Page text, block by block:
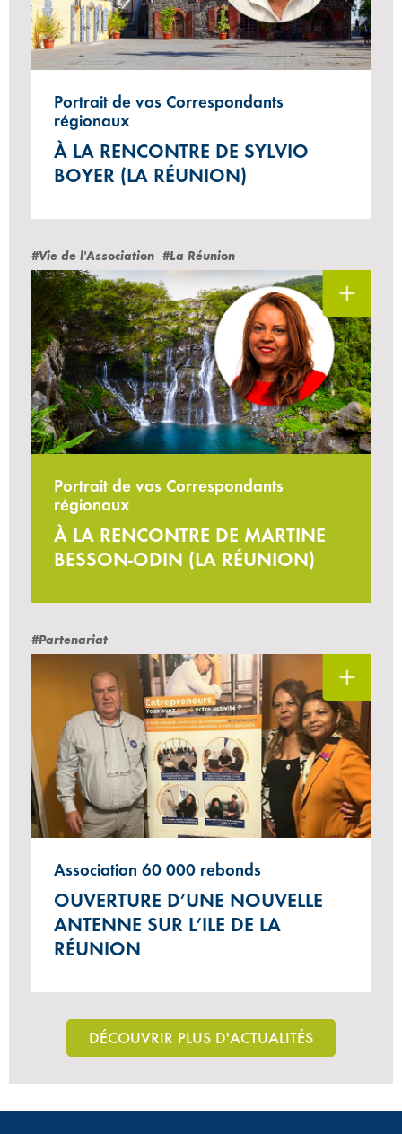
Portrait de vos Correspondants
régionaux
À LA RENCONTRE DE SYLVIO
BOYER (LA RÉUNION)
#Vie de l'Association #La Réunion
Portrait de vos Correspondants
régionaux
À LA RENCONTRE DE MARTINE
BESSON-ODIN (LA RÉUNION)
#Partenariat
Association 60 000 rebonds
OUVERTURE D’UNE NOUVELLE
ANTENNE SUR L’ILE DE LA
RÉUNION
DÉCOUVRIR PLUS D'ACTUALITÉS